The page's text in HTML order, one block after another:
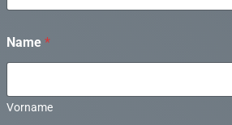
Name *
Vorname